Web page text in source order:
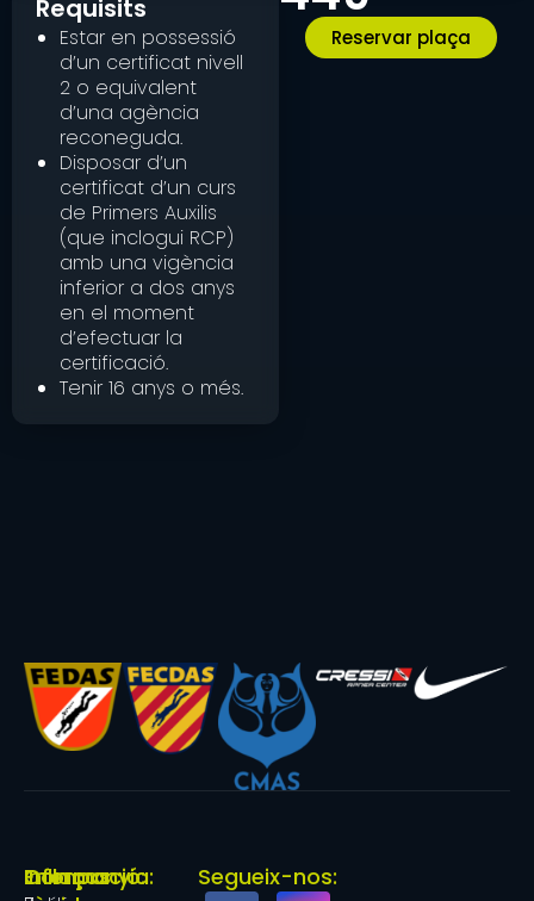
Requisits
Estar en possessió
d’un certificat nivell
2 o equivalent
d’una agència
reconeguda.
Disposar d’un
certificat d’un curs
de Primers Auxilis
(que inclogui RCP)
amb una vigència
inferior a dos anys
en el moment
d’efectuar la
certificació.
Tenir 16 anys o més.
Reservar plaça
Enllaços
Informació:
Companyia: Segueix-nos: